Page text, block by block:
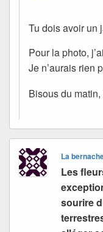
Tu dois avoir un
Pour la photo,
Je n’aurais rien
Bisous du
La
Les
sourire